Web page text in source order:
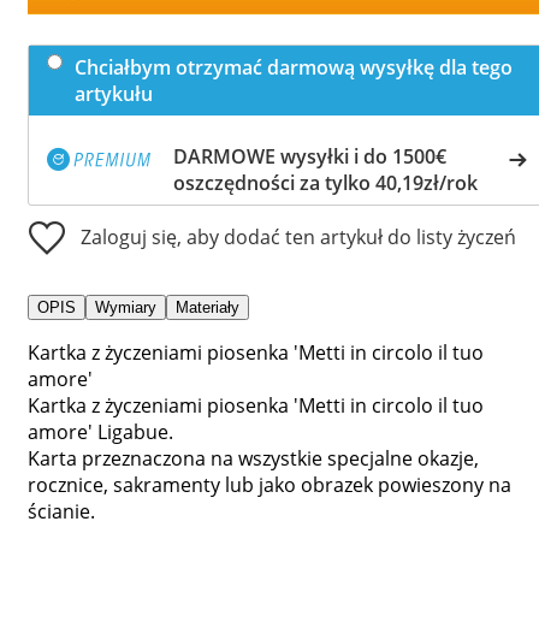
Chciałbym otrzymać darmową wysyłkę dla tego
artykułu
DARMOWE wysyłki i do 1500€
oszczędności za tylko 40,19zł/rok
Zaloguj się, aby dodać ten artykuł do listy życzeń
OPIS Wymiary Materiały
Kartka z życzeniami piosenka 'Metti in circolo il tuo
amore'
Kartka z życzeniami piosenka 'Metti in circolo il tuo
amore' Ligabue.
Karta przeznaczona na wszystkie specjalne okazje,
rocznice, sakramenty lub jako obrazek powieszony na
ścianie.